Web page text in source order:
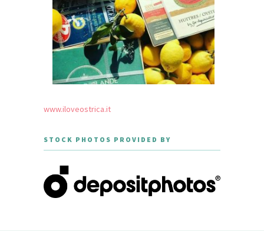
www.iloveostrica.it
STOCK PHOTOS PROVIDED BY